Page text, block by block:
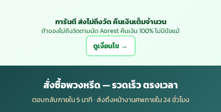
การันตี ส่งไม่ถึงวัด คืนเงินเต็มจำนวน
ถ้าของไม่ถึงวัดตามนัด Aorest คืนเงิน 100% ไม่มีข้อแม้
ดูเงื่อนไข →
สั่งซื้อพวงหรีด — รวดเร็ว ตรงเวลา
ตอบกลับภายใน 5 นาที · ส่งถึงหน้างานศพภายใน 24 ชั่วโมง